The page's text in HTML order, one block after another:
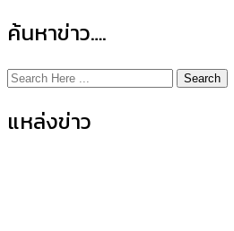
ค้นหาข่าว….
Search
แหล่งข่าว